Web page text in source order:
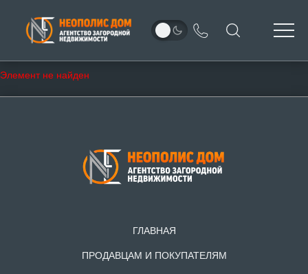
Элемент не найден
ГЛАВНАЯ
ПРОДАВЦАМ И ПОКУПАТЕЛЯМ